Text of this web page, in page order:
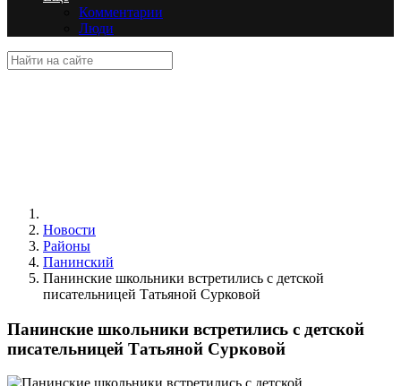
Комментарии
Люди
Новости
Районы
Панинский
Панинские школьники встретились с детской
писательницей Татьяной Сурковой
Панинские школьники встретились с детской
писательницей Татьяной Сурковой